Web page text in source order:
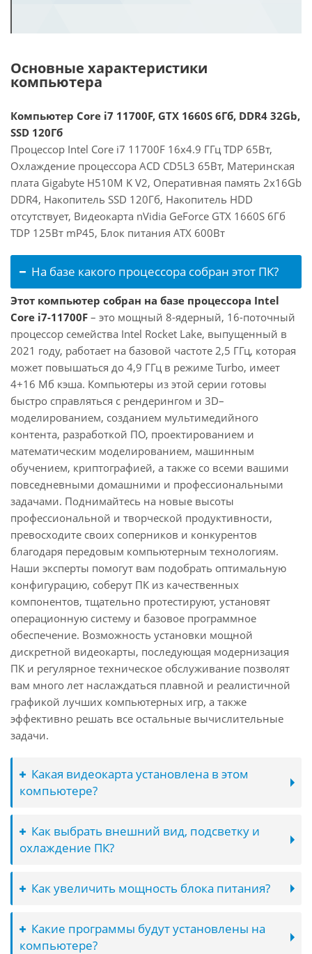
Основные характеристики
компьютера
Компьютер Core i7 11700F, GTX 1660S 6Гб, DDR4 32Gb,
SSD 120Гб
Процессор Intel Core i7 11700F 16x4.9 ГГц TDP 65Вт,
Охлаждение процессора ACD CD5L3 65Вт, Материнская
плата Gigabyte H510M K V2, Оперативная память 2x16Gb
DDR4, Накопитель SSD 120Гб, Накопитель HDD
отсутствует, Видеокарта nVidia GeForce GTX 1660S 6Гб
TDP 125Вт mP45, Блок питания ATX 600Вт
На базе какого процессора собран этот ПК?
Этот компьютер собран на базе процессора Intel
Core i7-11700F – это мощный 8-ядерный, 16-поточный
процессор семейства Intel Rocket Lake, выпущенный в
2021 году, работает на базовой частоте 2,5 ГГц, которая
может повышаться до 4,9 ГГц в режиме Turbo, имеет
4+16 Мб кэша. Компьютеры из этой серии готовы
быстро справляться с рендерингом и 3D–
моделированием, созданием мультимедийного
контента, разработкой ПО, проектированием и
математическим моделированием, машинным
обучением, криптографией, а также со всеми вашими
повседневными домашними и профессиональными
задачами. Поднимайтесь на новые высоты
профессиональной и творческой продуктивности,
превосходите своих соперников и конкурентов
благодаря передовым компьютерным технологиям.
Наши эксперты помогут вам подобрать оптимальную
конфигурацию, соберут ПК из качественных
компонентов, тщательно протестируют, установят
операционную систему и базовое программное
обеспечение. Возможность установки мощной
дискретной видеокарты, последующая модернизация
ПК и регулярное техническое обслуживание позволят
вам много лет наслаждаться плавной и реалистичной
графикой лучших компьютерных игр, а также
эффективно решать все остальные вычислительные
задачи.
Какая видеокарта установлена в этом
компьютере?
Как выбрать внешний вид, подсветку и
охлаждение ПК?
Как увеличить мощность блока питания?
Какие программы будут установлены на
компьютере?